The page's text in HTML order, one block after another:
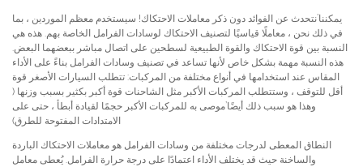
يمكننا’نتحدث عن الفوائد دون ذكر معاملات الاحتكاك! سيستخدم معظم الموردين ، بما
في ذلك نحن ، معاملًا قياسيًا لتصنيف الاحتكاك لوسادات الفرامل الخاصة بهم. هذه هي
النسبة بين قوة الاحتكاك والقوة الطبيعية لسطحين على اتصال مباشر ببعضهما البعض.
هذه النسبة مهمة بشكل خاص لأنها تساعد في تصنيف وسادات الفرامل بناءً على الأداء
المقاس عند استخدامها في أنواع مختلفة من المركبات: تتطلب السيارات الأصغر قوة
أقل للتوقف ، وستتطلب المركبات الأكبر مثل الشاحنات قوة أكبر بكثير بسبب وزنها (
وهذا هو سبب ذلك أيضًا’موصى به للمركبات الأكبر حجمًا لقيادة أبطأ ، حتى على
النطاق المعطى لدرجات مختلفة من وسادات الفرامل هو معاملات الاحتكاك الباردة
والساخنة حيث قد يختلف الأداء اعتمادًا على درجة حرارة الفرامل. يُعطى معامل